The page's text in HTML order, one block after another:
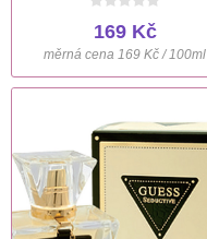
169 Kč
měrná cena 169 Kč / 100ml